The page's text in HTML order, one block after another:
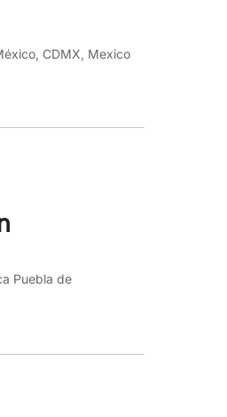
CDMX, Mexico
Puebla de